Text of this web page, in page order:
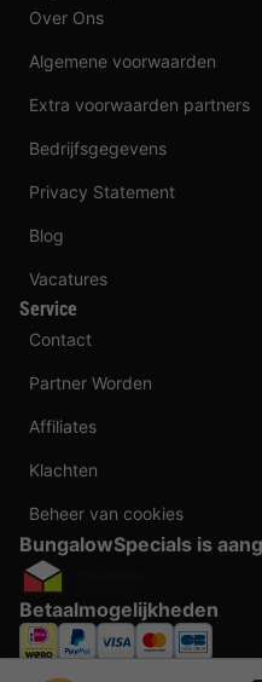
Over Ons
Algemene voorwaarden
Extra voorwaarden partners
Bedrijfsgegevens
Privacy Statement
Blog
Vacatures
Service
Contact
Partner Worden
Affiliates
Klachten
Beheer van cookies
BungalowSpecials is
Betaalmogelijkheden